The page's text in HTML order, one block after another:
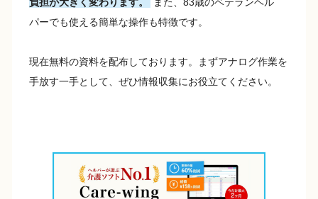
パーでも使える簡単な操作も特徴です。
現在無料の資料を配布しております。まずアナログ作業を
手放す一手として、ぜひ情報収集にお役立てください。